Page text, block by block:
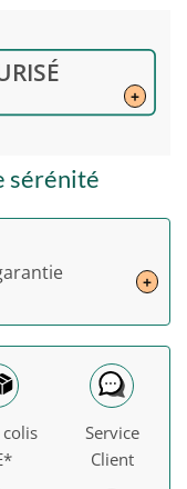
+
sérénité
+
Service
Client